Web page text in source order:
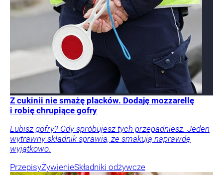
Z cukinii nie smażę placków. Dodaję mozzarellę
i robię chrupiące gofry
Lubisz gofry? Gdy spróbujesz tych przepadniesz. Jeden
wytrawny składnik sprawia, że smakują naprawdę
wyjątkowo.
PrzepisyŻywienieSkładniki odżywcze